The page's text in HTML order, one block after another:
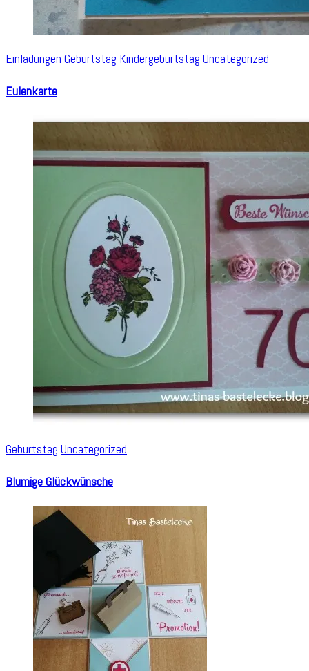
Einladungen Geburtstag Kindergeburtstag Uncategorized
Eulenkarte
Geburtstag Uncategorized
Blumige Glückwünsche